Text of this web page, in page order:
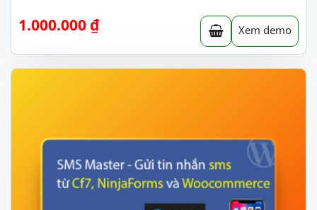
1.000.000 ₫ Xem demo